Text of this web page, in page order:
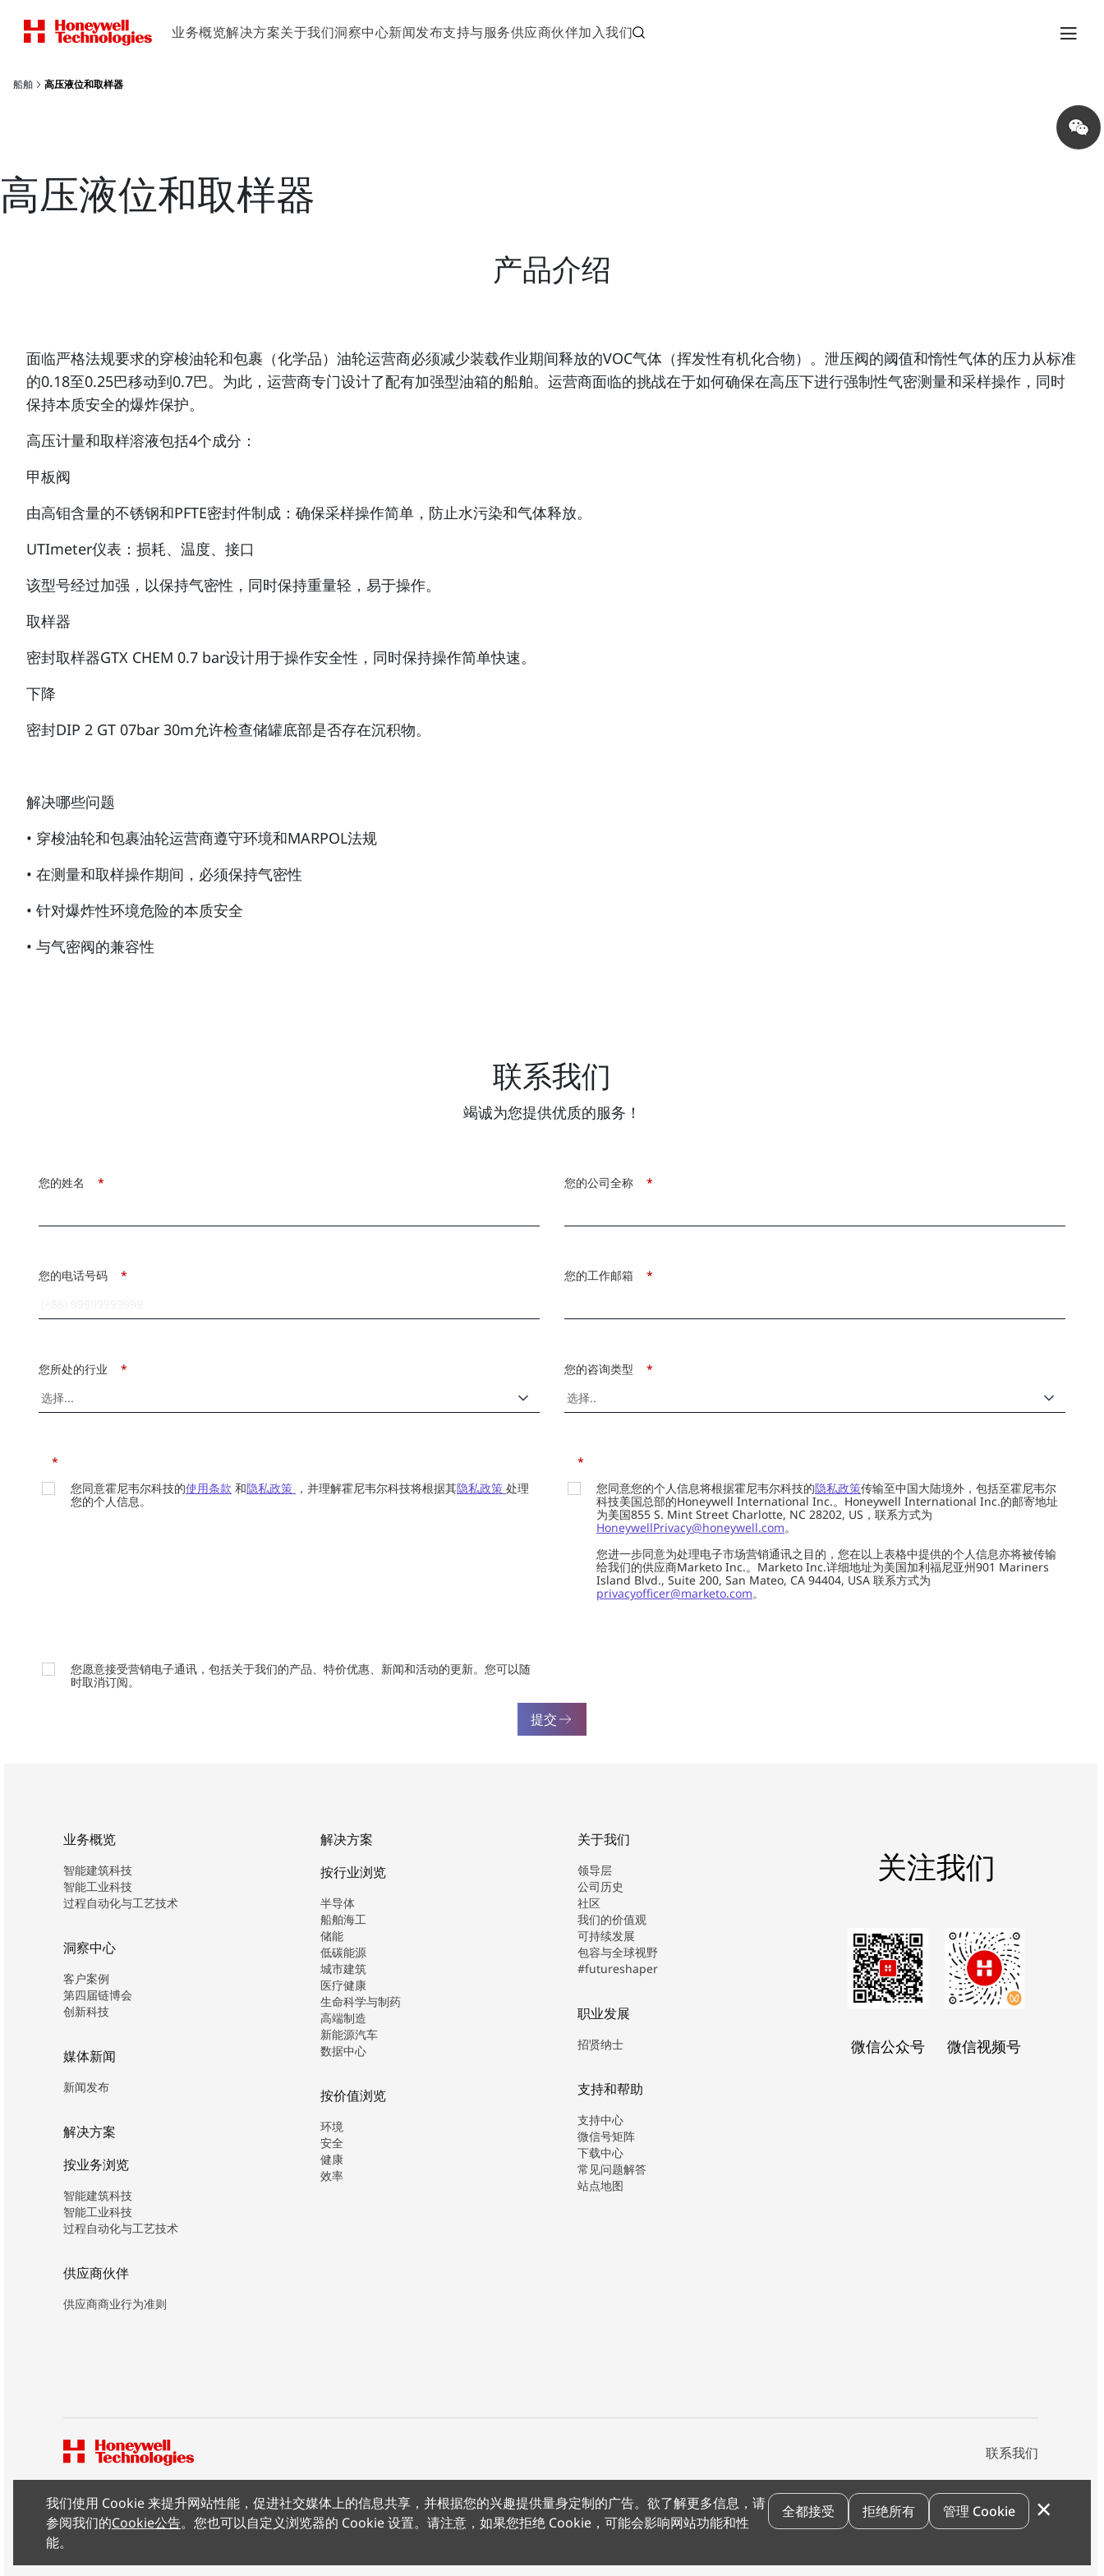
业务概览解决方案关于我们洞察中心新闻发布支持与服务供应商伙伴加入我们
船舶 高压液位和取样器
Share
on
wechat
高压液位和取样器
产品介绍
面临严格法规要求的穿梭油轮和包裹（化学品）油轮运营商必须减少装载作业期间释放的VOC气体（挥发性有机化合物）。泄压阀的阈值和惰性气体的压力从标准
的0.18至0.25巴移动到0.7巴。为此，运营商专门设计了配有加强型油箱的船舶。运营商面临的挑战在于如何确保在高压下进行强制性气密测量和采样操作，同时
保持本质安全的爆炸保护。
高压计量和取样溶液包括4个成分：
甲板阀
由高钼含量的不锈钢和PFTE密封件制成：确保采样操作简单，防止水污染和气体释放。
UTImeter仪表：损耗、温度、接口
该型号经过加强，以保持气密性，同时保持重量轻，易于操作。
取样器
密封取样器GTX CHEM 0.7 bar设计用于操作安全性，同时保持操作简单快速。
下降
密封DIP 2 GT 07bar 30m允许检查储罐底部是否存在沉积物。
解决哪些问题
• 穿梭油轮和包裹油轮运营商遵守环境和MARPOL法规
• 在测量和取样操作期间，必须保持气密性
• 针对爆炸性环境危险的本质安全
• 与气密阀的兼容性
联系我们
竭诚为您提供优质的服务！
*
您的姓名 *
您的公司全称
*
您的电话号码 *
您的工作邮箱
*
您所处的行业 *
您的咨询类型
*
您同意霍尼韦尔科技的使用条款 和隐私政策 ，并理解霍尼韦尔科技将根据其隐私政策 处理
您的个人信息。
*
您同意您的个人信息将根据霍尼韦尔科技的隐私政策传输至中国大陆境外，包括至霍尼韦尔
科技美国总部的Honeywell International Inc.。Honeywell International Inc.的邮寄地址
为美国855 S. Mint Street Charlotte, NC 28202, US，联系方式为
HoneywellPrivacy@honeywell.com。
您进一步同意为处理电子市场营销通讯之目的，您在以上表格中提供的个人信息亦将被传输
给我们的供应商Marketo Inc.。Marketo Inc.详细地址为美国加利福尼亚州901 Mariners
Island Blvd., Suite 200, San Mateo, CA 94404, USA 联系方式为
privacyofficer@marketo.com。
您愿意接受营销电子通讯，包括关于我们的产品、特价优惠、新闻和活动的更新。您可以随
时取消订阅。
提交
我们使用 Cookie 来提升网站性能，促进社交媒体上的信息共享，并根据您的兴趣提供量身定制的广告。欲了解更多信息，请
参阅我们的Cookie公告。您也可以自定义浏览器的 Cookie 设置。请注意，如果您拒绝 Cookie，可能会影响网站功能和性
能。
全都接受 拒绝所有 管理 Cookie ×
业务概览
智能建筑科技
智能工业科技
过程自动化与工艺技术
洞察中心
客户案例
第四届链博会
创新科技
媒体新闻
新闻发布
解决方案
按业务浏览
智能建筑科技
智能工业科技
过程自动化与工艺技术
供应商伙伴
供应商商业行为准则
解决方案
按行业浏览
半导体
船舶海工
储能
低碳能源
城市建筑
医疗健康
生命科学与制药
高端制造
新能源汽车
数据中心
按价值浏览
环境
安全
健康
效率
关于我们
领导层
公司历史
社区
我们的价值观
可持续发展
包容与全球视野
#futureshaper
职业发展
招贤纳士
支持和帮助
支持中心
微信号矩阵
下载中心
常见问题解答
站点地图
关注我们
微信公众号 微信视频号
联系我们
版权所有 ©2026 霍尼韦尔（中国）有限公司 沪公网安备 31011502012180号沪ICP备15008415号条款条约隐私声明 您的隐私选项 霍尼韦尔科技Cookie通知退订 漏洞报告